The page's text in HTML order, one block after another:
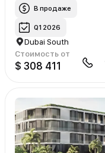
В продаже
Q1 2026
Dubai South
Стоимость от
$ 308 411